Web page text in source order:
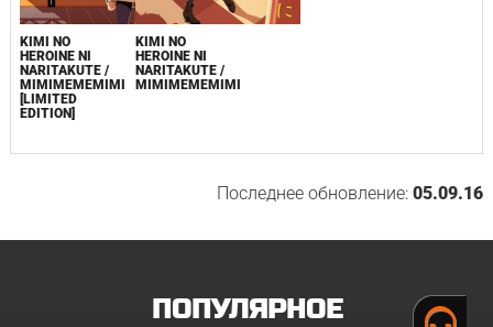
KIMI NO
HEROINE NI
NARITAKUTE /
MIMIMEMEMIMI
[LIMITED
EDITION]
KIMI NO
HEROINE NI
NARITAKUTE /
MIMIMEMEMIMI
Последнее обновление:05.09.16
ПОПУЛЯРНОЕ